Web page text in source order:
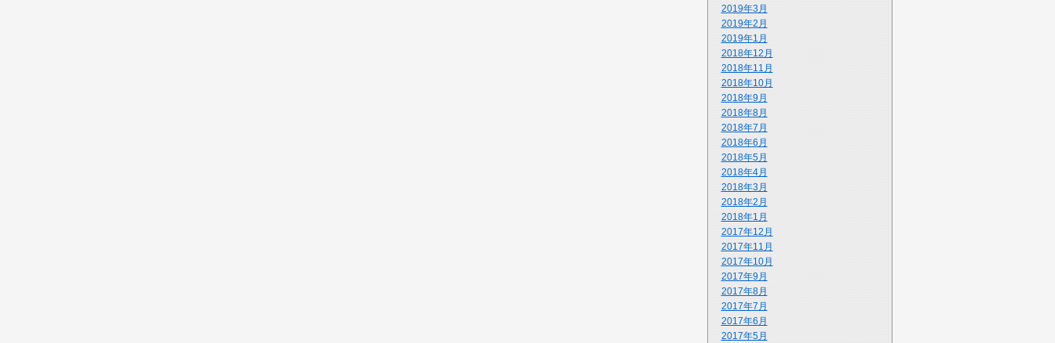
2019年3月
2019年2月
2019年1月
2018年12月
2018年11月
2018年10月
2018年9月
2018年8月
2018年7月
2018年6月
2018年5月
2018年4月
2018年3月
2018年2月
2018年1月
2017年12月
2017年11月
2017年10月
2017年9月
2017年8月
2017年7月
2017年6月
2017年5月